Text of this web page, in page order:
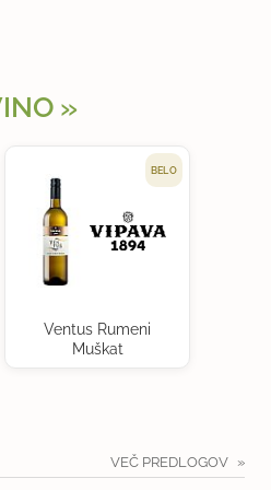
BELO
Ventus Rumeni
Muškat
VEČ PREDLOGOV